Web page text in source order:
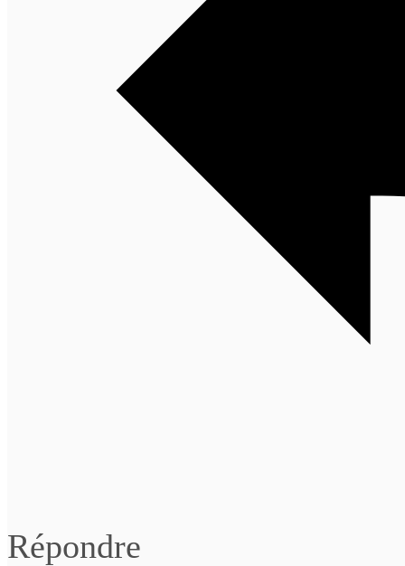
Répondre